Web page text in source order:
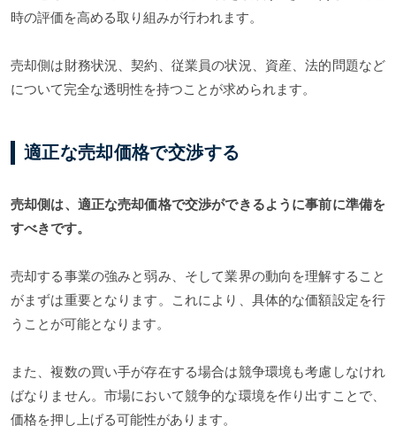
時の評価を高める取り組みが行われます。
売却側は財務状況、契約、従業員の状況、資産、法的問題など
について完全な透明性を持つことが求められます。
適正な売却価格で交渉する
売却側は、適正な売却価格で交渉ができるように事前に準備を
すべきです。
売却する事業の強みと弱み、そして業界の動向を理解すること
がまずは重要となります。これにより、具体的な価額設定を行
うことが可能となります。
また、複数の買い手が存在する場合は競争環境も考慮しなけれ
ばなりません。市場において競争的な環境を作り出すことで、
価格を押し上げる可能性があります。